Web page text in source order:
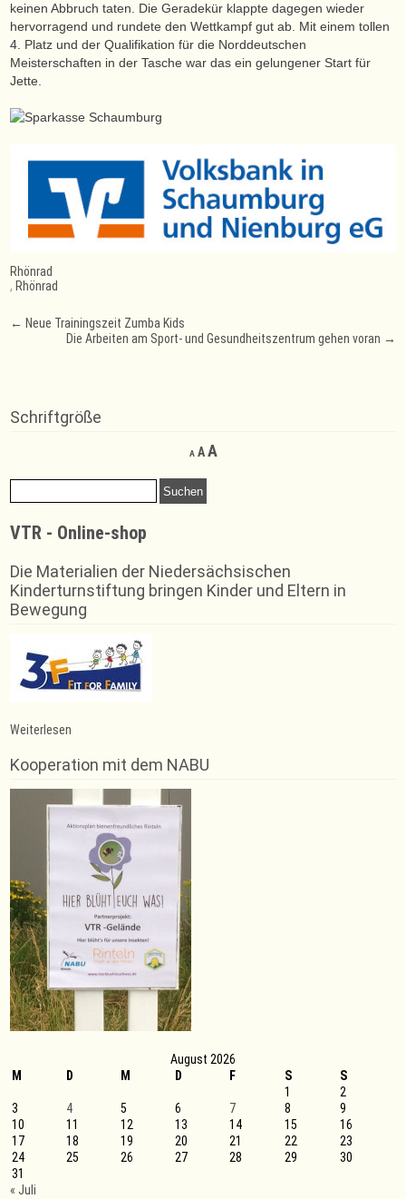
keinen Abbruch taten. Die Geradekür klappte dagegen wieder
hervorragend und rundete den Wettkampf gut ab. Mit einem tollen
4. Platz und der Qualifikation für die Norddeutschen
Meisterschaften in der Tasche war das ein gelungener Start für
Jette.
Rhönrad
, Rhönrad
Post
navigation
← Neue Trainingszeit Zumba Kids
Die Arbeiten am Sport- und Gesundheitszentrum gehen voran →
Schriftgröße
A
Decrease
font
AReset
size.
AIncrease
Suchen
nach:
VTR - Online-shop
Die Materialien der Niedersächsischen
Kinderturnstiftung bringen Kinder und Eltern in
Bewegung
Weiterlesen
der
Rhönradturner
in
Kirchweyhe
Kooperation mit dem NABU
August 2026
M
D M D F S
S
1
2
3
4 5 6 7 8
9
10
11 12 13 14 15
16
17
18 19 20 21 22
23
24
25 26 27 28 29
30
31
« Juli